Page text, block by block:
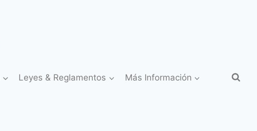
Leyes & Reglamentos Más Información